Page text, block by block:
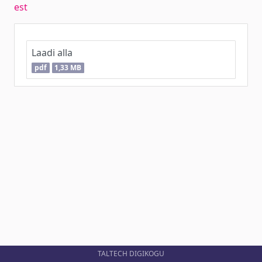
est
Laadi alla
pdf 1,33 MB
TALTECH DIGIKOGU